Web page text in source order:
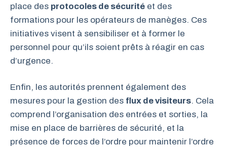
place des protocoles de sécurité et des
formations pour les opérateurs de manèges. Ces
initiatives visent à sensibiliser et à former le
personnel pour qu’ils soient prêts à réagir en cas
d’urgence.
Enfin, les autorités prennent également des
mesures pour la gestion des flux de visiteurs. Cela
comprend l’organisation des entrées et sorties, la
mise en place de barrières de sécurité, et la
présence de forces de l’ordre pour maintenir l’ordre